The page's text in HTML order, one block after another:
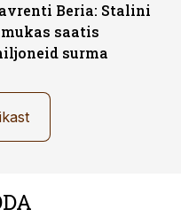
Beria: Stalini
saatis
surma